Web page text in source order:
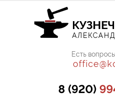
Есть
8 (920)